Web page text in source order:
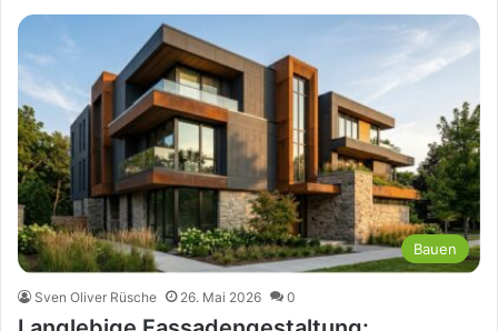
Bauen
Sven Oliver Rüsche 26. Mai 2026 0